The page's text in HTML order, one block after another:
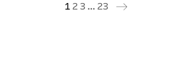
1 2 3 … 23